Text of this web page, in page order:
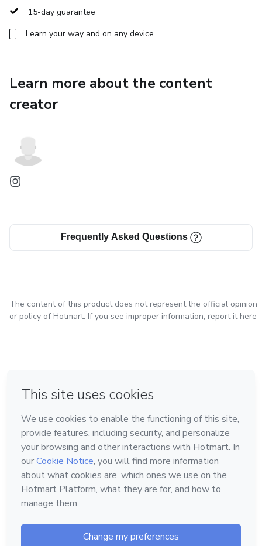
15-day guarantee
Learn your way and on any device
Learn more about the content
creator
Frequently Asked Questions
The content of this product does not represent the official opinion
or policy of Hotmart. If you see improper information, report it here
Made with ❤ in Belo Horizonte
Learn about Hotmart
Language